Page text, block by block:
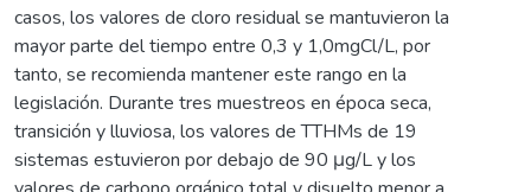
casos, los valores de cloro residual se mantuvieron la
mayor parte del tiempo entre 0,3 y 1,0mgCl/L, por
tanto, se recomienda mantener este rango en la
legislación. Durante tres muestreos en época seca,
transición y lluviosa, los valores de TTHMs de 19
sistemas estuvieron por debajo de 90 μg/L y los